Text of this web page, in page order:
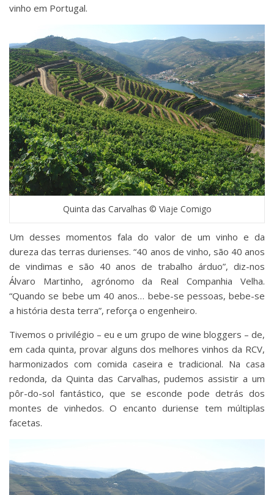
vinho em Portugal.
Quinta das Carvalhas © Viaje Comigo
Um desses momentos fala do valor de um vinho e da
dureza das terras durienses. “40 anos de vinho, são 40 anos
de vindimas e são 40 anos de trabalho árduo”, diz-nos
Álvaro Martinho, agrónomo da Real Companhia Velha.
“Quando se bebe um 40 anos… bebe-se pessoas, bebe-se
a história desta terra”, reforça o engenheiro.
Tivemos o privilégio – eu e um grupo de wine bloggers – de,
em cada quinta, provar alguns dos melhores vinhos da RCV,
harmonizados com comida caseira e tradicional. Na casa
redonda, da Quinta das Carvalhas, pudemos assistir a um
pôr-do-sol fantástico, que se esconde pode detrás dos
montes de vinhedos. O encanto duriense tem múltiplas
facetas.